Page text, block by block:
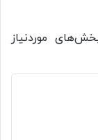
موردنیاز